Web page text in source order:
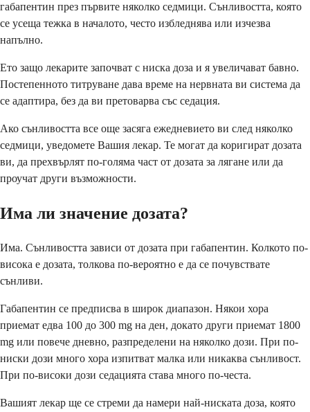
габапентин през първите няколко седмици. Сънливостта, която
се усеща тежка в началото, често избледнява или изчезва
напълно.
Ето защо лекарите започват с ниска доза и я увеличават бавно.
Постепенното титруване дава време на нервната ви система да
се адаптира, без да ви претоварва със седация.
Ако сънливостта все още засяга ежедневието ви след няколко
седмици, уведомете Вашия лекар. Те могат да коригират дозата
ви, да прехвърлят по-голяма част от дозата за лягане или да
проучат други възможности.
Има ли значение дозата?
Има. Сънливостта зависи от дозата при габапентин. Колкото по-
висока е дозата, толкова по-вероятно е да се почувствате
сънливи.
Габапентин се предписва в широк диапазон. Някои хора
приемат едва 100 до 300 mg на ден, докато други приемат 1800
mg или повече дневно, разпределени на няколко дози. При по-
ниски дози много хора изпитват малка или никаква сънливост.
При по-високи дози седацията става много по-честа.
Вашият лекар ще се стреми да намери най-ниската доза, която